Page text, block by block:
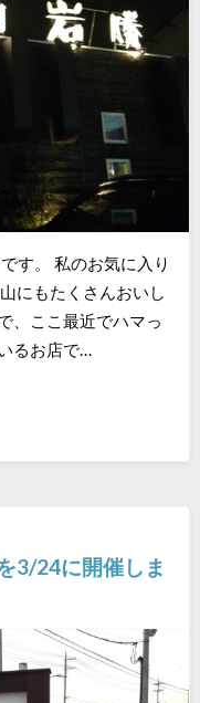
す。 私のお気に入り
にもたくさんおいし
、ここ最近でハマっ
るお店で…
3/24に開催しま